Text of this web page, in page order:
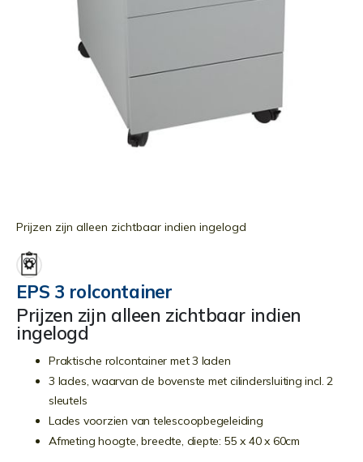
naar
begin
van
de
afbeeldingen-
gallerij
EPS 3 rolcontainer
Prijzen zijn alleen zichtbaar indien
ingelogd
Praktische rolcontainer met 3 laden
3 lades, waarvan de bovenste met cilindersluiting incl. 2
sleutels
Lades voorzien van telescoopbegeleiding
Afmeting hoogte, breedte, diepte: 55 x 40 x 60cm
Prijzen zijn alleen zichtbaar indien ingelogd